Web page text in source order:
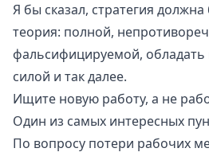
Я бы сказал, стратегия
теория: полной,
фальсифицируемой, обладать
силой и так далее.
Ищите новую работу, а не
Один из самых интересных
По вопросу потери рабочих